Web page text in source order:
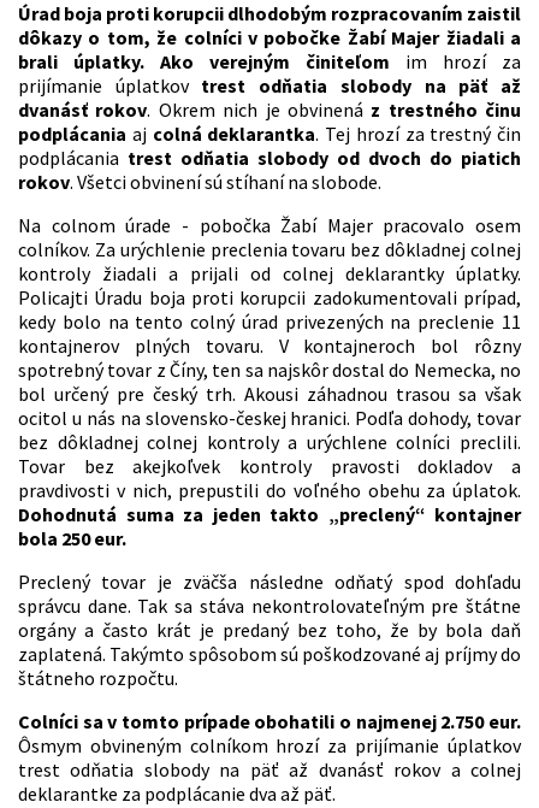
Úrad boja proti korupcii dlhodobým rozpracovaním zaistil
dôkazy o tom, že colníci v pobočke Žabí Majer žiadali a
brali úplatky.
Ako verejným činiteľom im hrozí za
prijímanie úplatkov trest odňatia slobody na päť až
dvanásť rokov. Okrem nich je obvinená z trestného činu
podplácania aj colná deklarantka. Tej hrozí za trestný čin
podplácania trest odňatia slobody od dvoch do piatich
rokov. Všetci obvinení sú stíhaní na slobode.
Na colnom úrade - pobočka Žabí Majer pracovalo osem
colníkov. Za urýchlenie preclenia tovaru bez dôkladnej colnej
kontroly žiadali a prijali od colnej deklarantky úplatky.
Policajti Úradu boja proti korupcii zadokumentovali prípad,
kedy bolo na tento colný úrad privezených na preclenie 11
kontajnerov plných tovaru. V kontajneroch bol rôzny
spotrebný tovar z Číny, ten sa najskôr dostal do Nemecka, no
bol určený pre český trh. Akousi záhadnou trasou sa však
ocitol u nás na slovensko-českej hranici. Podľa dohody, tovar
bez dôkladnej colnej kontroly a urýchlene colníci preclili.
Tovar bez akejkoľvek kontroly pravosti dokladov a
pravdivosti v nich, prepustili do voľného obehu za úplatok.
Dohodnutá suma za jeden takto „preclený“ kontajner
bola 250 eur.
Preclený tovar je zväčša následne odňatý spod dohľadu
správcu dane. Tak sa stáva nekontrolovateľným pre štátne
orgány a často krát je predaný bez toho, že by bola daň
zaplatená. Takýmto spôsobom sú poškodzované aj príjmy do
štátneho rozpočtu.
Colníci sa v tomto prípade obohatili o najmenej 2.750 eur.
Ôsmym obvineným colníkom hrozí za prijímanie úplatkov
trest odňatia slobody na päť až dvanásť rokov a colnej
deklarantke za podplácanie dva až päť.